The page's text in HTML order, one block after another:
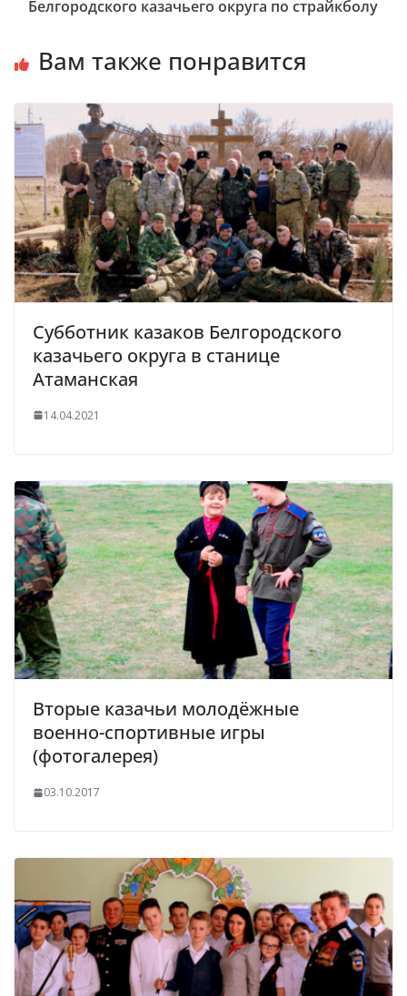
Белгородского казачьего округа по страйкболу
Вам также понравится
Субботник казаков Белгородского
казачьего округа в станице
Атаманская
14.04.2021
Вторые казачьи молодёжные
военно-спортивные игры
(фотогалерея)
03.10.2017